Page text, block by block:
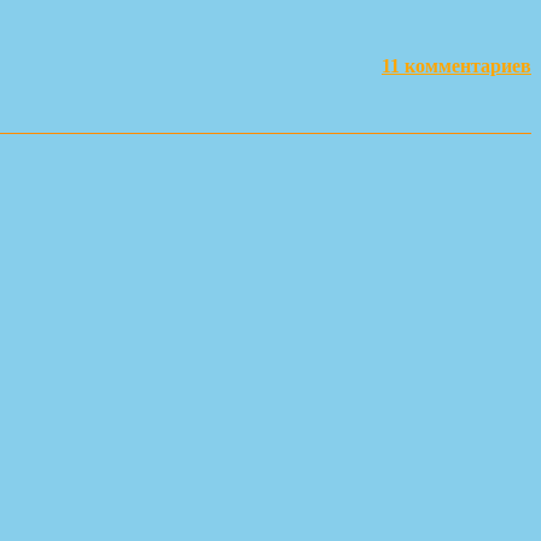
11 комментариев